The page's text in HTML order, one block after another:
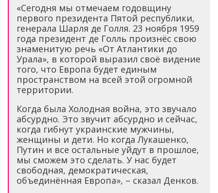
«Сегодня мы отмечаем годовщину
первого президента Пятой республики,
генерала Шарля де Голля. 23 ноября 1959
года президент де Голль произнёс свою
знаменитую речь «От Атлантики до
Урала», в которой выразил своё видение
того, что Европа будет единым
пространством на всей этой огромной
территории.
Когда была Холодная война, это звучало
абсурдно. Это звучит абсурдно и сейчас,
когда гибнут украинские мужчины,
женщины и дети. Но когда Лукашенко,
Путин и все остальные уйдут в прошлое,
мы сможем это сделать. У нас будет
свободная, демократическая,
объединённая Европа», – сказал Денков.